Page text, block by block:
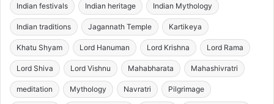
Indian festivals Indian heritage Indian Mythology
Indian traditions Jagannath Temple Kartikeya
Khatu Shyam Lord Hanuman Lord Krishna Lord Rama
Lord Shiva Lord Vishnu Mahabharata Mahashivratri
meditation Mythology Navratri Pilgrimage